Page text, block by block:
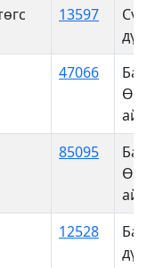
13597
47066
85095
12528